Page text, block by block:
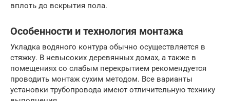
вплоть до вскрытия пола.
Особенности и технология монтажа
Укладка водяного контура обычно осуществляется в
стяжку. В невысоких деревянных домах, а также в
помещениях со слабым перекрытием рекомендуется
проводить монтаж сухим методом. Все варианты
установки трубопровода имеют отличительную технику